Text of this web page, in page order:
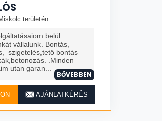
területén
belül
vállalunk. Bontás,
szigetelés,tető bontás
.Minden
utan garan...
BŐVEBBEN
AJÁNLATKÉRÉS